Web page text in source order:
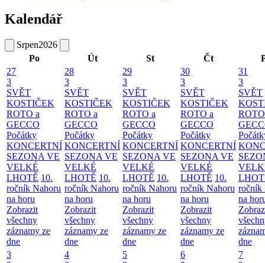
Kalendář
Srpen2026
Po
Út St Čt
27
3
SVĚT
KOSTIČEK
ROTO a
GECCO
Počátky
KONCERTNÍ
SEZONA VE
VELKÉ
LHOTĚ 10.
ročník Nahoru
na horu
Zobrazit
všechny
záznamy ze
dne
28
3
SVĚT
KOSTIČEK
ROTO a
GECCO
Počátky
KONCERTNÍ
SEZONA VE
VELKÉ
LHOTĚ 10.
ročník Nahoru
na horu
Zobrazit
všechny
záznamy ze
dne
29
3
SVĚT
KOSTIČEK
ROTO a
GECCO
Počátky
KONCERTNÍ
SEZONA VE
VELKÉ
LHOTĚ 10.
ročník Nahoru
na horu
Zobrazit
všechny
záznamy ze
dne
30
3
SVĚT
KOSTIČEK
ROTO a
GECCO
Počátky
KONCERTNÍ
SEZONA VE
VELKÉ
LHOTĚ 10.
ročník Nahoru
na horu
Zobrazit
všechny
záznamy ze
dne
31
3
SVĚT
ročník
na
dne
3
4
5
6
7